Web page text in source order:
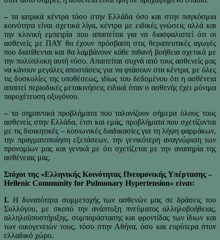
– τα ιατρικά κέντρα τόσο στην Ελλάδα όσο και στην παγκόσμια
κοινότητα είναι σχετικά λίγα, κέντρα με ειδικές γνώσεις αλλά και
την κλινική εμπειρία που απαιτείται για να διασφαλιστεί ότι οι
ασθενείς με ΠΑΥ θα έχουν πρόσβαση στις θεραπευτικές αγωγές
που διατίθενται και θα λαμβάνουν κάθε πιθανή βοήθεια σχετικά με
την πολύπλοκη αυτή νόσο. Απαιτείται συχνά από τους ασθενείς μας
να κάνουν μεγάλες αποστάσεις για να φτάσουν στα κέντρα, με όλες
τις δυσκολίες της υποθέσεως, ιδίως του δεδομένου ότι η ασθένεια
απαιτεί περιοδικές μετακινήσεις ειδικά όταν ο ασθενής έχει μόνιμα
παροχέτευση οξυγόνου.
– τα σημαντικά προβλήματα που ταλανίζουν σήμερα όλους τους
ασθενείς στην Ελλάδα, έτσι και εμάς, προβλήματα που σχετίζονται
με τις διοικητικές – κοινωνικές διαδικασίες για τη λήψη φαρμάκων,
την πραγματοποίηση εξετάσεων, την γενικότερη αναγνώριση των
προνομίων μας και γενικά με ότι σχετίζεται με την αναπηρία της
ασθένειας μας.
Στόχοι της «Ελληνικής Κοινότητας Πνευμονικής Υπέρτασης –
Hellenic Community for Pulmonary Hypertension» είναι:
I. Η δυνατότητα συμμετοχής των ασθενών μας σε δράσεις του
Συλλόγου, με σκοπό την ανάπτυξη πνεύματος αλληλοβοήθειας,
αλληλοϋποστήριξης, συμπαράστασης και φροντίδας των ίδιων και
των οικογενειών τους, τόσο στην Αθήνα, όσο και ευρύτερα στον
ελλαδικό χώρο.